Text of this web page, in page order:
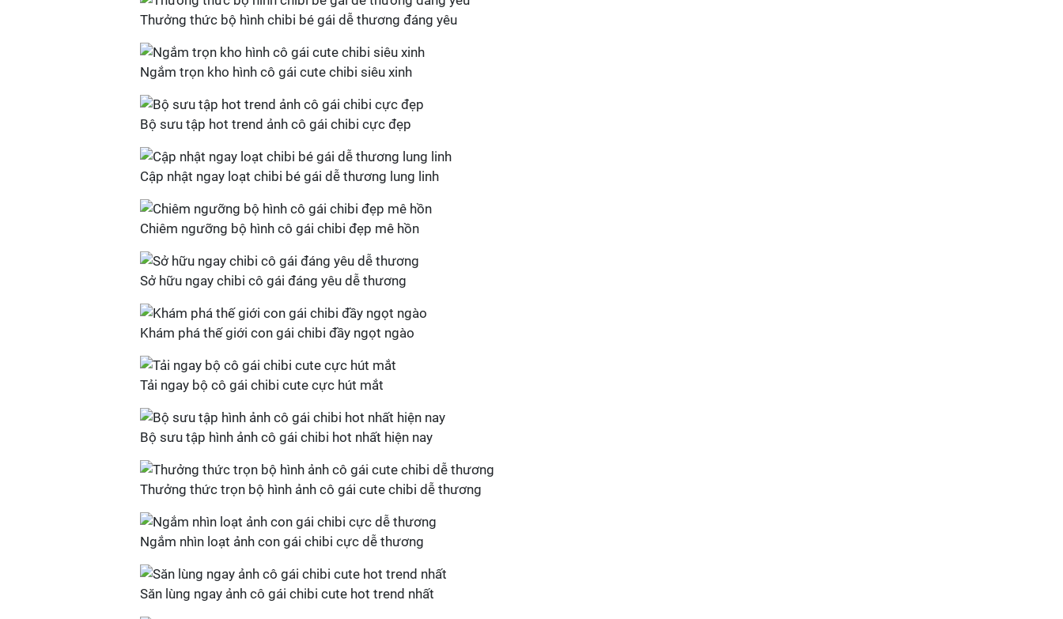
Thưởng thức bộ hình chibi bé gái dễ thương đáng yêu
Ngắm trọn kho hình cô gái cute chibi siêu xinh
Bộ sưu tập hot trend ảnh cô gái chibi cực đẹp
Cập nhật ngay loạt chibi bé gái dễ thương lung linh
Chiêm ngưỡng bộ hình cô gái chibi đẹp mê hồn
Sở hữu ngay chibi cô gái đáng yêu dễ thương
Khám phá thế giới con gái chibi đầy ngọt ngào
Tải ngay bộ cô gái chibi cute cực hút mắt
Bộ sưu tập hình ảnh cô gái chibi hot nhất hiện nay
Thưởng thức trọn bộ hình ảnh cô gái cute chibi dễ thương
Ngắm nhìn loạt ảnh con gái chibi cực dễ thương
Săn lùng ngay ảnh cô gái chibi cute hot trend nhất